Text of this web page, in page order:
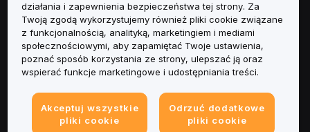
Usługi
Obsługa Klienta
Informacje prawne
działania i zapewnienia bezpieczeństwa tej strony. Za
Twoją zgodą wykorzystujemy również pliki cookie związane
z funkcjonalnością, analityką, marketingiem i mediami
społecznościowymi, aby zapamiętać Twoje ustawienia,
poznać sposób korzystania ze strony, ulepszać ją oraz
wspierać funkcje marketingowe i udostępniania treści.
Akceptuj wszystkie
pliki cookie
Odrzuć dodatkowe
pliki cookie